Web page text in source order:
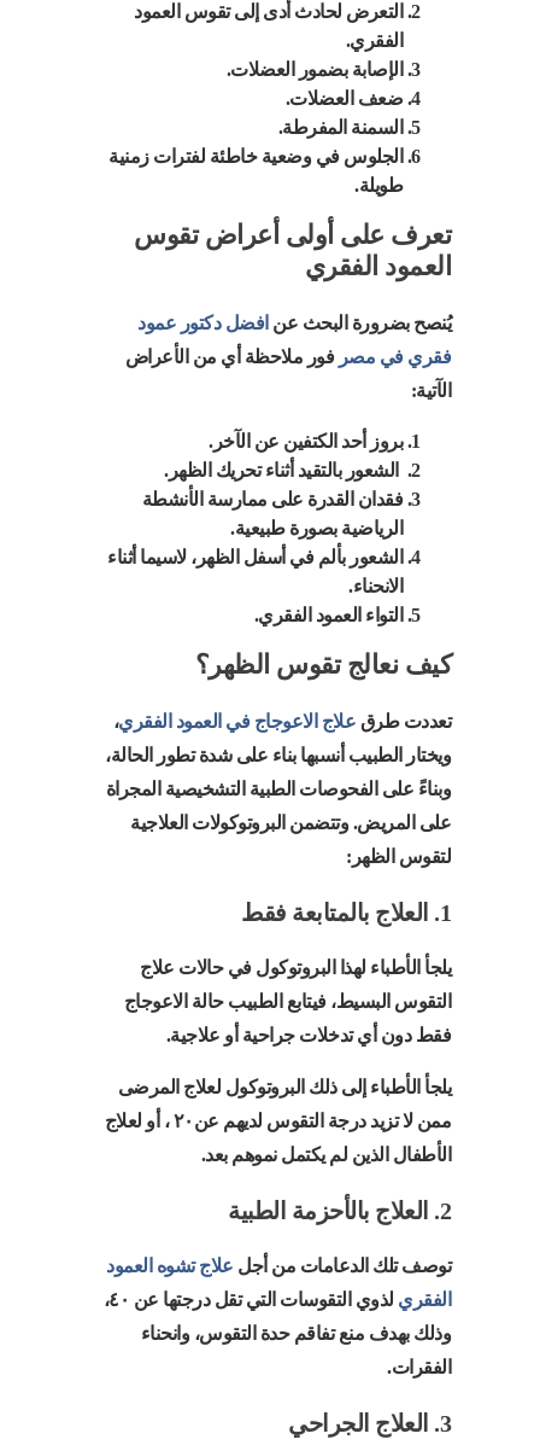
التعرض لحادث أدى إلى تقوس العمود
الفقري.
الإصابة بضمور العضلات.
ضعف العضلات.
السمنة المفرطة.
الجلوس في وضعية خاطئة لفترات زمنية
طويلة.
تعرف على أولى أعراض تقوس
العمود الفقري
يُنصح بضرورة البحث عن افضل دكتور عمود
فقري في مصر فور ملاحظة أي من الأعراض
الآتية:
بروز أحد الكتفين عن الآخر.
الشعور بالتقيد أثناء تحريك الظهر.
فقدان القدرة على ممارسة الأنشطة
الرياضية بصورة طبيعية.
الشعور بألم في أسفل الظهر، لاسيما أثناء
الانحناء.
التواء العمود الفقري.
كيف نعالج تقوس الظهر؟
تعددت طرق علاج الاعوجاج في العمود الفقري،
ويختار الطبيب أنسبها بناء على شدة تطور الحالة،
وبناءً على الفحوصات الطبية التشخيصية المجراة
على المريض. وتتضمن البروتوكولات العلاجية
لتقوس الظهر:
1. العلاج بالمتابعة فقط
يلجأ الأطباء لهذا البروتوكول في حالات علاج
التقوس البسيط، فيتابع الطبيب حالة الاعوجاج
فقط دون أي تدخلات جراحية أو علاجية.
يلجأ الأطباء إلى ذلك البروتوكول لعلاج المرضى
ممن لا تزيد درجة التقوس لديهم عن٢٠ ، أو لعلاج
الأطفال الذين لم يكتمل نموهم بعد.
2. العلاج بالأحزمة الطبية
توصف تلك الدعامات من أجل علاج تشوه العمود
الفقري
لذوي التقوسات التي تقل درجتها عن ٤٠،
وذلك بهدف منع تفاقم حدة التقوس، وانحناء
الفقرات.
3. العلاج الجراحي